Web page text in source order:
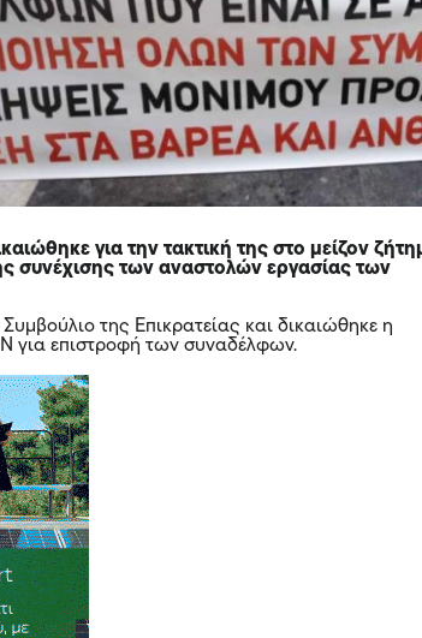
για την τακτική της στο μείζον
συνέχισης των αναστολών εργασίας των
της Επικρατείας και δικαιώθηκε η
για επιστροφή των συναδέλφων.